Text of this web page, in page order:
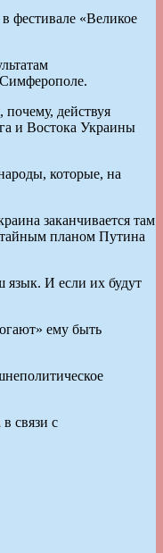
фестивале «Великое
Симферополе.
действуя
и Востока Украины
которые, на
заканчивается там
планом Путина
И если их будут
ему быть
связи с